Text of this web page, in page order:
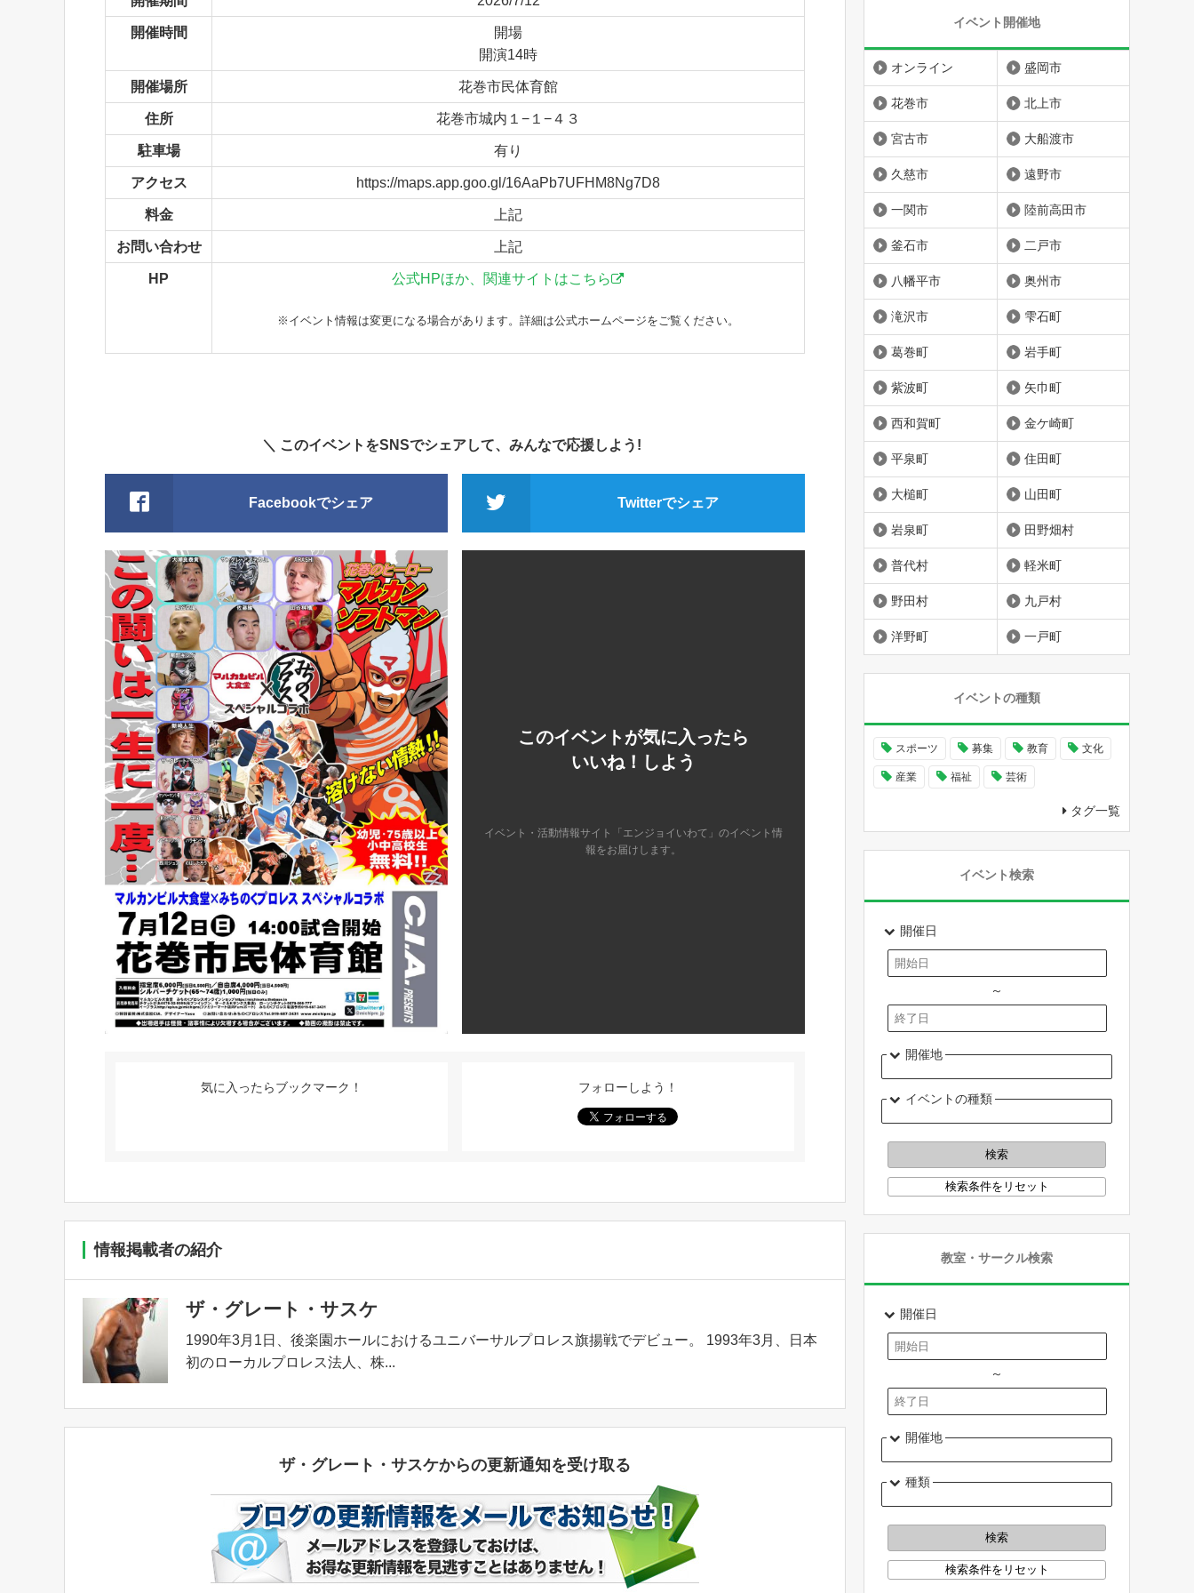
開催時間
開場
開演14時
開催場所 花巻市民体育館
住所 花巻市城内１−１−４３
駐車場 有り
アクセス https://maps.app.goo.gl/16AaPb7UFHM8Ng7D8
料金 上記
お問い合わせ 上記
HP 公式HPほか、関連サイトはこちら
※イベント情報は変更になる場合があります。詳細は公式ホームページをご覧ください。
＼ このイベントをSNSでシェアして、みんなで応援しよう!
Facebookでシェア Twitterでシェア
このイベントが気に入ったら
いいね！しよう
イベント・活動情報サイト「エンジョイいわて」のイベント情
報をお届けします。
気に入ったらブックマーク！ フォローしよう！
情報掲載者の紹介
ザ・グレート・サスケ
1990年3月1日、後楽園ホールにおけるユニバーサルプロレス旗揚戦でデビュー。 1993年3月、日本
初のローカルプロレス法人、株...
ザ・グレート・サスケからの更新通知を受け取る
イベント開催地
オンライン 盛岡市
花巻市 北上市
宮古市 大船渡市
久慈市 遠野市
一関市 陸前高田市
釜石市 二戸市
八幡平市 奥州市
滝沢市 雫石町
葛巻町 岩手町
紫波町 矢巾町
西和賀町 金ケ崎町
平泉町 住田町
大槌町 山田町
岩泉町 田野畑村
普代村 軽米町
野田村 九戸村
洋野町 一戸町
イベントの種類
スポーツ 募集 教育 文化
産業 福祉 芸術
タグ一覧
イベント検索
開催日
～
開催地
イベントの種類
教室・サークル検索
開催日
～
開催地
種類